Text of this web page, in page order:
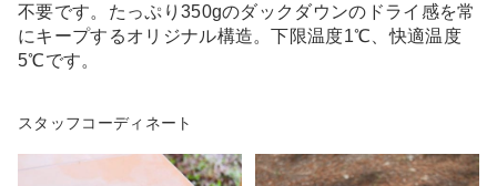
不要です。たっぷり350gのダックダウンのドライ感を常
にキープするオリジナル構造。下限温度1℃、快適温度
5℃です。
スタッフコーディネート